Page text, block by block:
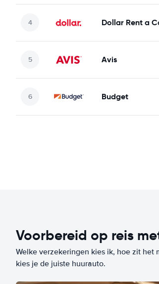
Dollar Rent a
Avis
Budget
Voorbereid op reis
Welke verzekeringen kies ik, hoe zit het
kies je de juiste huurauto.